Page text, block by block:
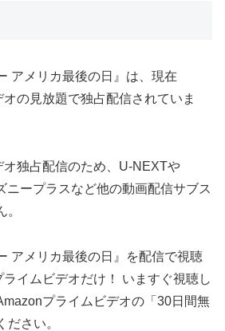
アメリカ最後の日』は、現在
の見放題で独占配信されていま
独占配信のため、U-NEXTや
ニープラスなど他の動画配信サブス
アメリカ最後の日』を配信で視聴
イムビデオだけ！ いますぐ視聴し
プライムビデオの「30日間無
さい。